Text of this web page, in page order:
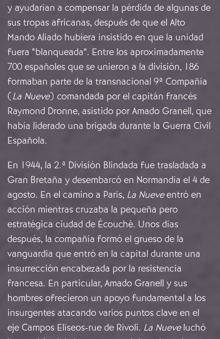
y ayudarían a compensar la pérdida de algunas de
sus tropas africanas, después de que el Alto
Mando Aliado hubiera insistido en que la unidad
fuera “blanqueada”. Entre los aproximadamente
700 españoles que se unieron a la división, 186
formaban parte de la transnacional 9ª Compañía
(La Nueve) comandada por el capitán francés
Raymond Dronne, asistido por Amado Granell, que
había liderado una brigada durante la Guerra Civil
Española.
En 1944, la 2.ª División Blindada fue trasladada a
Gran Bretaña y desembarcó en Normandía el 4 de
agosto. En el camino a París, La Nueveentró en
acción mientras cruzaba la pequeña pero
estratégica ciudad de Écouché. Unos días
después, la compañía formó el grueso de la
vanguardia que entró en la capital durante una
insurrección encabezada por la resistencia
francesa. En particular, Amado Granell y sus
hombres ofrecieron un apoyo fundamental a los
insurgentes atacando varios puntos clave en el
eje Campos Elíseos-rue de Rivoli. La Nueveluchó